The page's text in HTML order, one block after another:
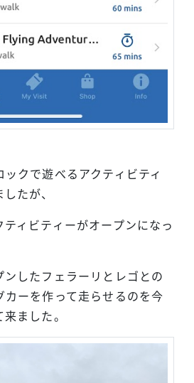
クで遊べるアクティビティ
たが、
ィビティーがオープンになっ
したフェラーリとレゴとの
カーを作って走らせるのを今
ました。